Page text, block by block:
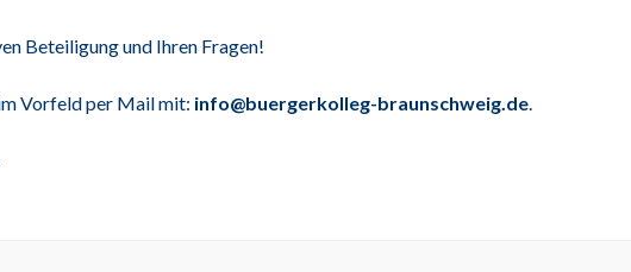
Beteiligung und Ihren Fragen!
Vorfeld per Mail mit: info@buergerkolleg-braunschweig.de.